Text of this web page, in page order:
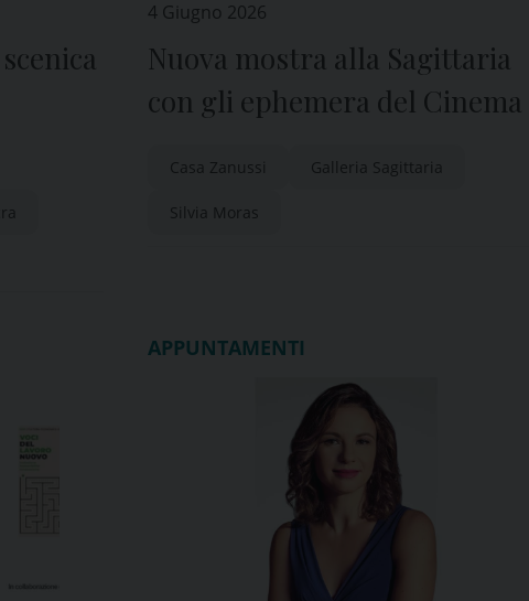
4 Giugno 2026
Nuova mostra alla Sagittaria
con gli ephemera del Cinema
Casa Zanussi Galleria Sagittaria
Silvia Moras
APPUNTAMENTI